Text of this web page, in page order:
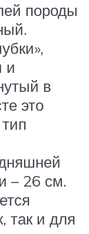
породы
и
в
это
– 26 см.
так и для